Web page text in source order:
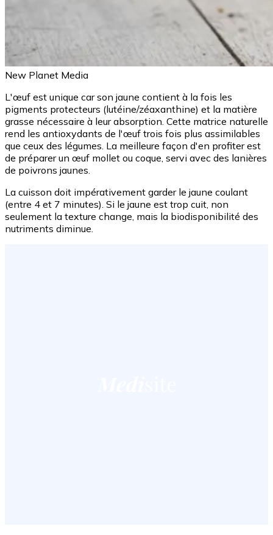
New Planet Media
L'œuf est unique car son jaune contient à la fois les
pigments protecteurs (lutéine/zéaxanthine) et la matière
grasse nécessaire à leur absorption. Cette matrice naturelle
rend les antioxydants de l'œuf trois fois plus assimilables
que ceux des légumes. La meilleure façon d'en profiter est
de préparer un œuf mollet ou coque, servi avec des lanières
de poivrons jaunes.
La cuisson doit impérativement garder le jaune coulant
(entre 4 et 7 minutes). Si le jaune est trop cuit, non
seulement la texture change, mais la biodisponibilité des
nutriments diminue.